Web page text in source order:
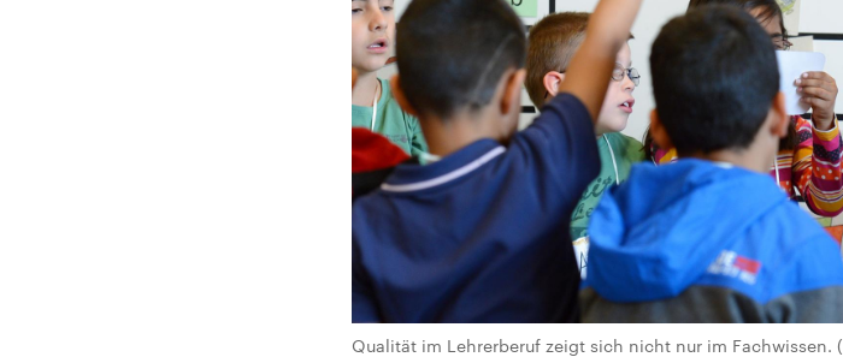
Qualität im Lehrerberuf zeigt sich nicht nur im Fachwissen.